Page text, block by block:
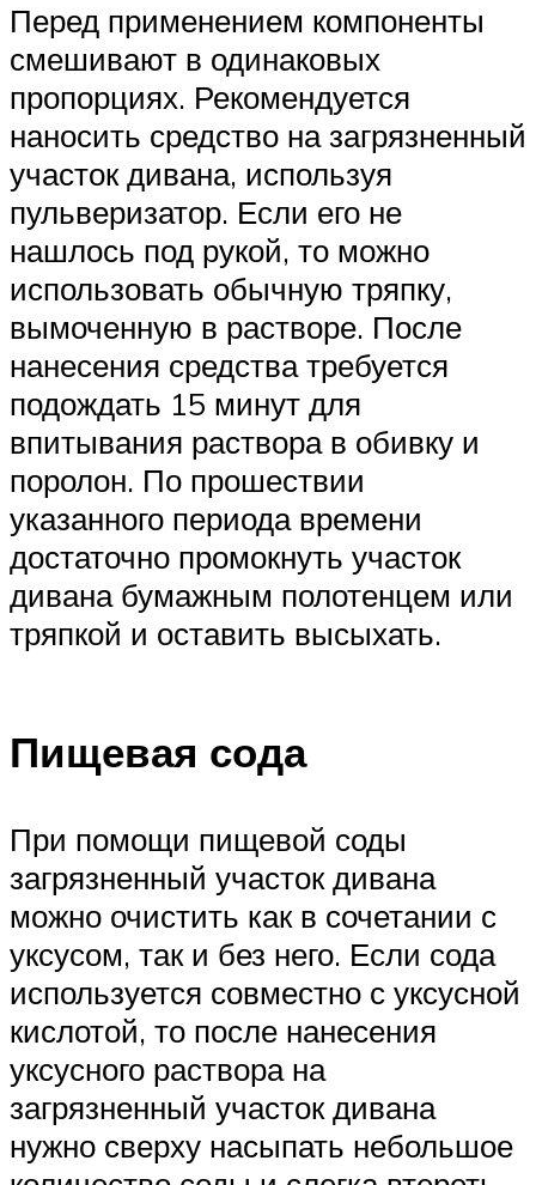
Перед применением компоненты
смешивают в одинаковых
пропорциях. Рекомендуется
наносить средство на загрязненный
участок дивана, используя
пульверизатор. Если его не
нашлось под рукой, то можно
использовать обычную тряпку,
вымоченную в растворе. После
нанесения средства требуется
подождать 15 минут для
впитывания раствора в обивку и
поролон. По прошествии
указанного периода времени
достаточно промокнуть участок
дивана бумажным полотенцем или
тряпкой и оставить высыхать.
Пищевая сода
При помощи пищевой соды
загрязненный участок дивана
можно очистить как в сочетании с
уксусом, так и без него. Если сода
используется совместно с уксусной
кислотой, то после нанесения
уксусного раствора на
загрязненный участок дивана
нужно сверху насыпать небольшое